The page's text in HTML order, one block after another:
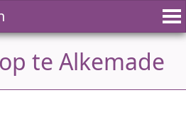
te Alkemade